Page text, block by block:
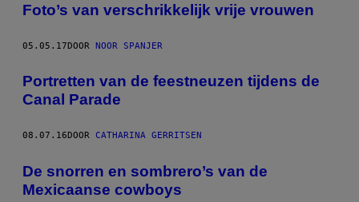
Foto’s van verschrikkelijk vrije vrouwen
05.05.17DOOR NOOR SPANJER
Portretten van de feestneuzen tijdens de
Canal Parade
08.07.16 DOOR CATHARINA GERRITSEN
De snorren en sombrero’s van de
Mexicaanse cowboys